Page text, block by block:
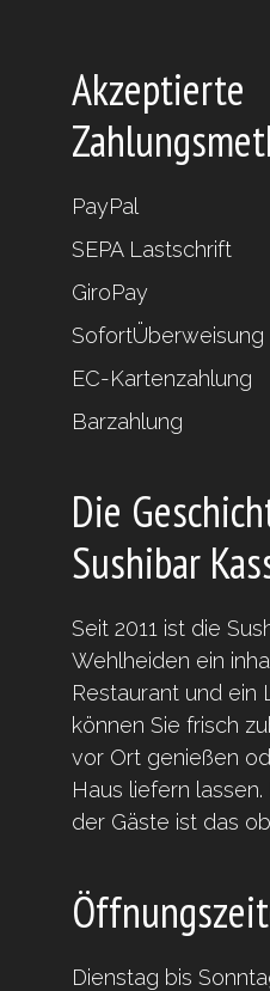
Akzeptierte
PayPal
SEPA Lastschrift
GiroPay
SofortÜberweisung
EC-Kartenzahlung
Barzahlung
Die
Sushibar
Seit 2011 ist die
Wehlheiden ein
Restaurant und ein
können Sie frisch
vor Ort genießen
Haus liefern
der Gäste ist das
Dienstag bis